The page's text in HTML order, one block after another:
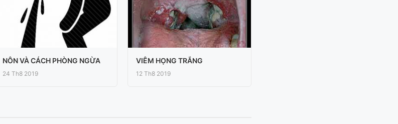
NÔN VÀ CÁCH PHÒNG NGỪA
24 Th8 2019
VIÊM HỌNG TRẮNG
12 Th8 2019